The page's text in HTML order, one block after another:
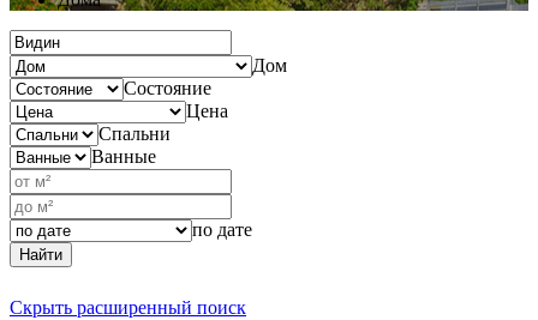
Дом
Состояние
Цена
Спальни
Ванные
по дате
Найти
Скрыть расширенный поиск